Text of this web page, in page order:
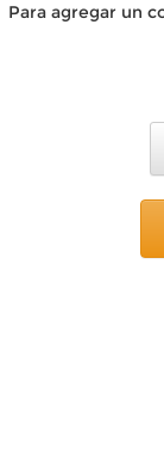
Para agregar un